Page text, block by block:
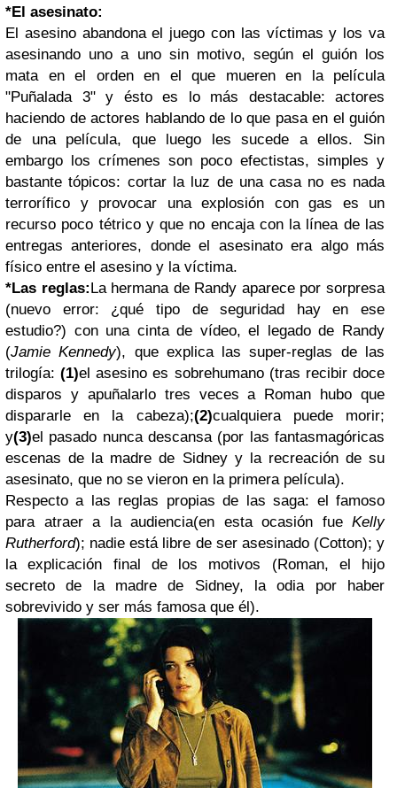
*El asesinato:
El asesino abandona el juego con las víctimas y los va
asesinando uno a uno sin motivo, según el guión los
mata en el orden en el que mueren en la película
"Puñalada 3" y ésto es lo más destacable: actores
haciendo de actores hablando de lo que pasa en el guión
de una película, que luego les sucede a ellos. Sin
embargo los crímenes son poco efectistas, simples y
bastante tópicos: cortar la luz de una casa no es nada
terrorífico y provocar una explosión con gas es un
recurso poco tétrico y que no encaja con la línea de las
entregas anteriores, donde el asesinato era algo más
físico entre el asesino y la víctima.
*Las reglas:La hermana de Randy aparece por sorpresa
(nuevo error: ¿qué tipo de seguridad hay en ese
estudio?) con una cinta de vídeo, el legado de Randy
(Jamie Kennedy), que explica las super-reglas de las
trilogía:(1)el asesino es sobrehumano (tras recibir doce
disparos y apuñalarlo tres veces a Roman hubo que
dispararle en la cabeza);(2)cualquiera puede morir;
y(3)el pasado nunca descansa (por las fantasmagóricas
escenas de la madre de Sidney y la recreación de su
asesinato, que no se vieron en la primera película).
Respecto a las reglas propias de las saga: el famoso
para atraer a la audiencia(en esta ocasión fue Kelly
Rutherford); nadie está libre de ser asesinado (Cotton); y
la explicación final de los motivos (Roman, el hijo
secreto de la madre de Sidney, la odia por haber
sobrevivido y ser más famosa que él).